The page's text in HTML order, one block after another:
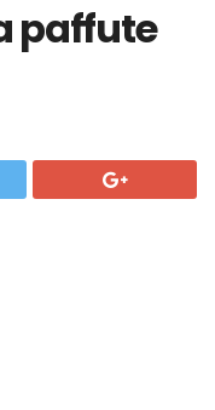
paffute